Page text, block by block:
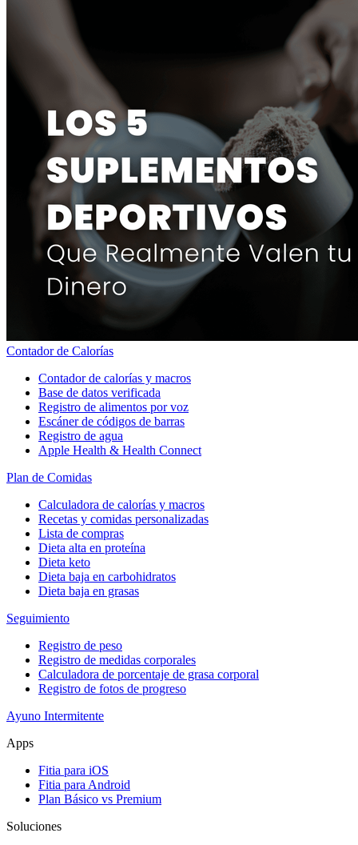
Contador de Calorías
Contador de calorías y macros
Base de datos verificada
Registro de alimentos por voz
Escáner de códigos de barras
Registro de agua
Apple Health & Health Connect
Plan de Comidas
Calculadora de calorías y macros
Recetas y comidas personalizadas
Lista de compras
Dieta alta en proteína
Dieta keto
Dieta baja en carbohidratos
Dieta baja en grasas
Seguimiento
Registro de peso
Registro de medidas corporales
Calculadora de porcentaje de grasa corporal
Registro de fotos de progreso
Ayuno Intermitente
Apps
Fitia para iOS
Fitia para Android
Plan Básico vs Premium
Soluciones